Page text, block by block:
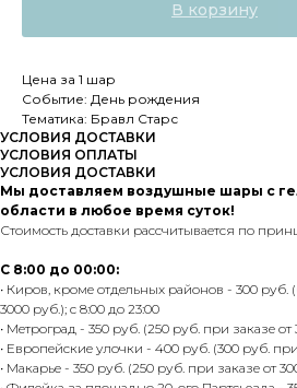
В корзину
Цена за 1 шар
Событие: День рождения
Тематика: Бравл Старс
УСЛОВИЯ ДОСТАВКИ
УСЛОВИЯ ОПЛАТЫ
УСЛОВИЯ ДОСТАВКИ
Мы доставляем воздушные шары с
области в любое время суток!
Стоимость доставки рассчитывается по
С 8:00 до 00:00:
• Киров, кроме отдельных районов - 300 руб.
3000 руб.); с 8:00 до 23:00
• Метроград - 350 руб. (250 руб. при заказе от
• Европейские улочки - 400 руб. (300 руб.
• Макарье - 350 руб. (250 руб. при заказе от